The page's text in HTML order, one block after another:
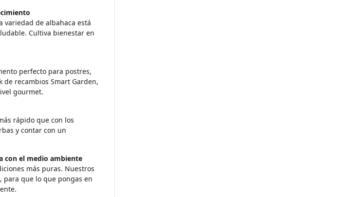
variedad de albahaca está
Cultiva bienestar en
perfecto para postres,
recambios Smart Garden,
gourmet.
rápido que con los
y contar con un
con el medio ambiente
más puras. Nuestros
para que lo que pongas en